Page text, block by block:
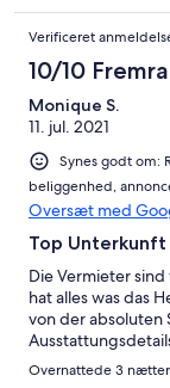
Verificeret
10/10
Monique S.
11. jul. 2021
Synes godt om:
beliggenhed,
Oversæt med
Top Unterkunft
Die Vermieter
hat alles was das
von der absoluten
Overnattede 3 nætter